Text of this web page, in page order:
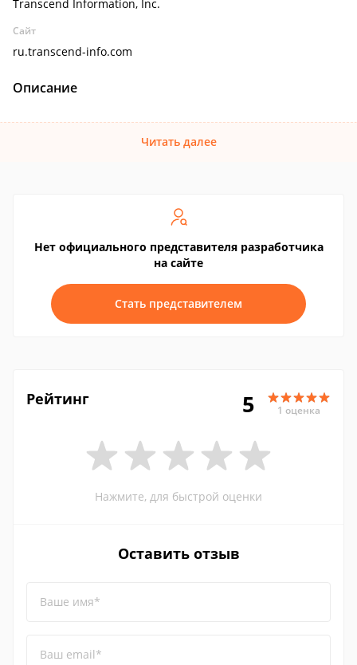
Transcend Information, Inc.
Сайт
ru.transcend-info.com
Описание
Читать далее
Нет официального представителя разработчика
на сайте
Стать представителем
Рейтинг 5 1 оценка
Нажмите, для быстрой оценки
Оставить отзыв
Ваше имя*
Ваш email*